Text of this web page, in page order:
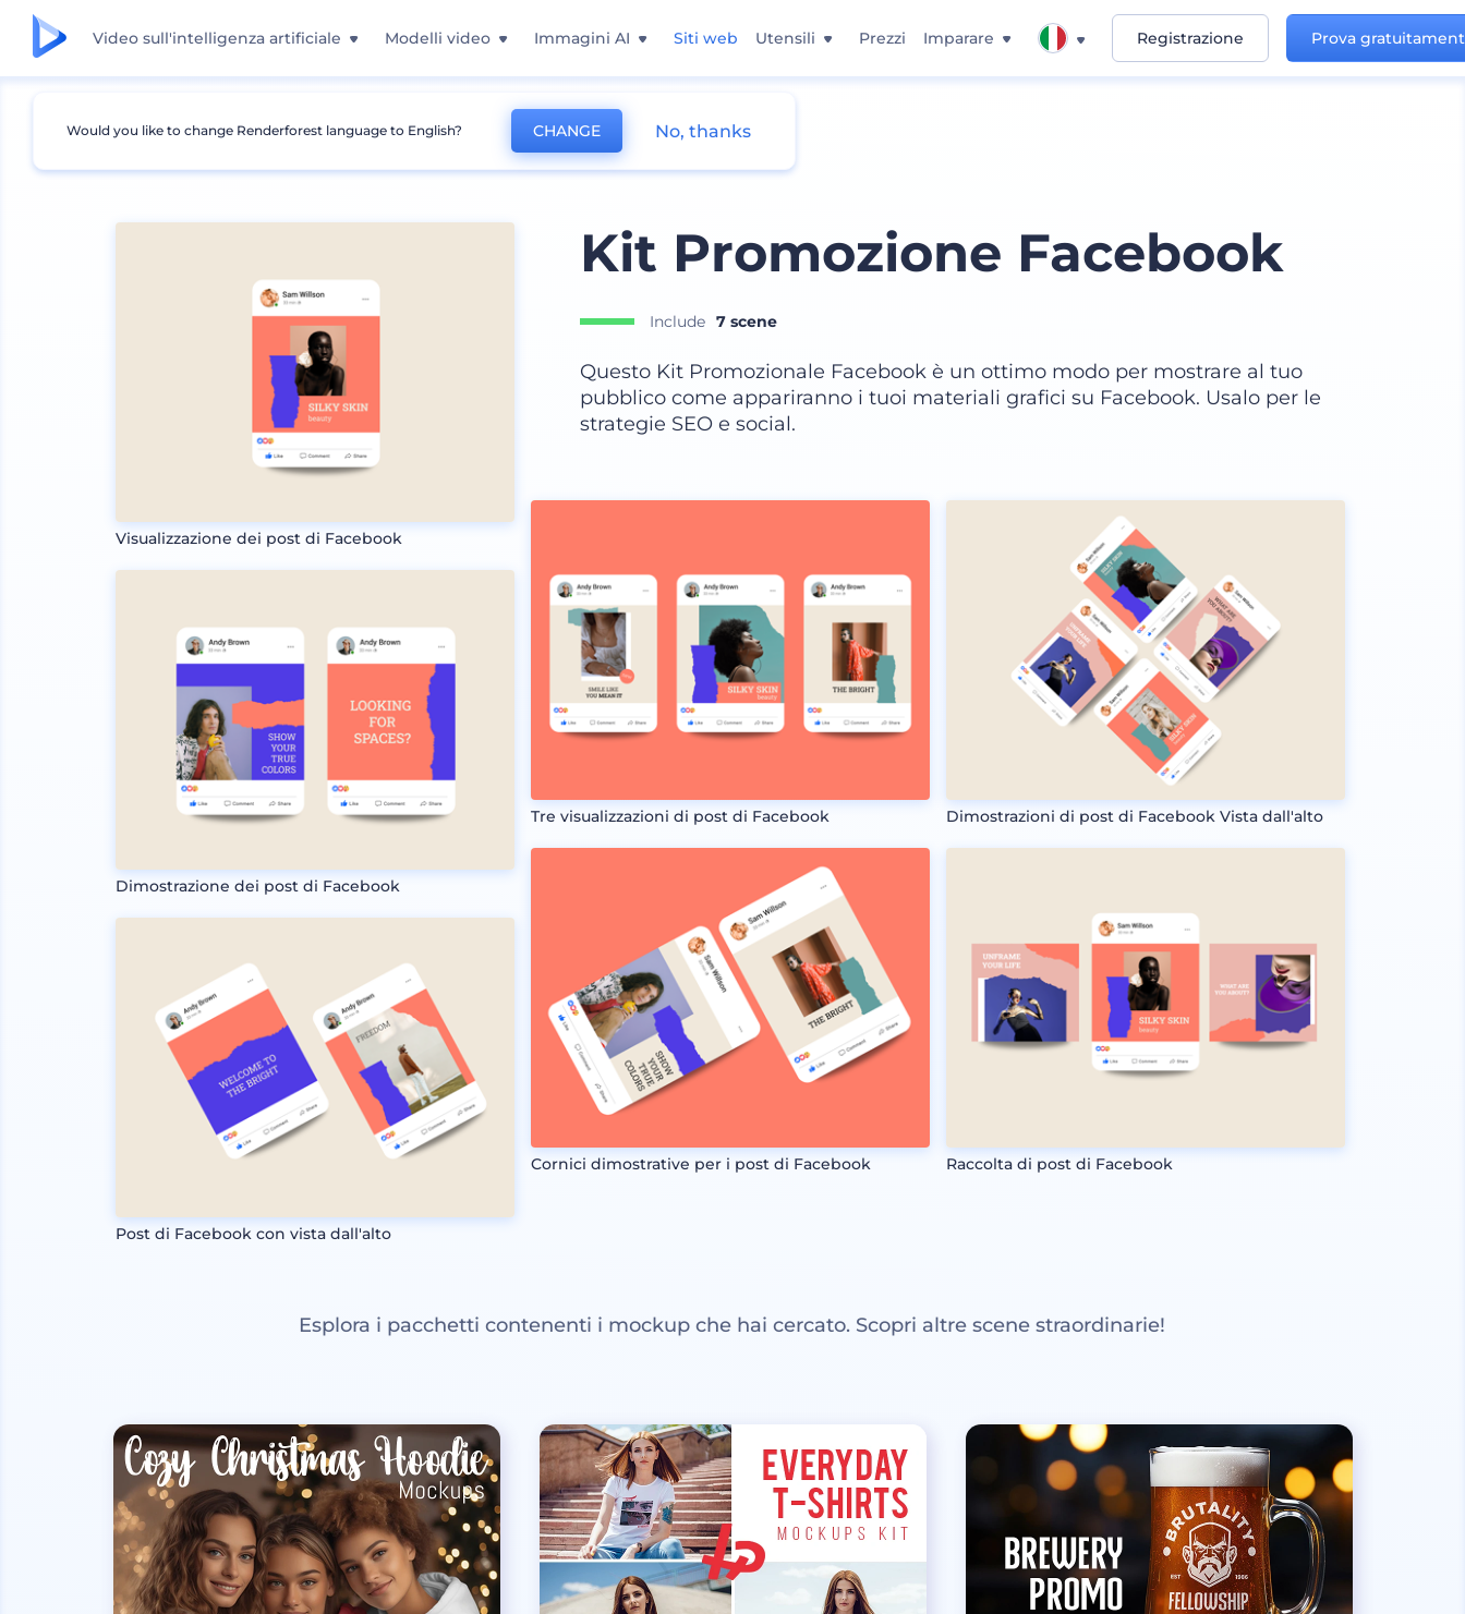
Video sull'intelligenza artificiale Modelli video Immagini AI Siti web Utensili Prezzi Imparare Registrazione Prova
Mockup Brand identity Mockup Social Media
Visualizzazione dei post di Facebook
Dimostrazione dei post di Facebook
Post di Facebook con vista dall'alto
Kit Promozione Facebook
Include 7 scene
Questo Kit Promozionale Facebook è un ottimo modo per mostrare al tuo
pubblico come appariranno i tuoi materiali grafici su Facebook. Usalo per le
strategie SEO e social.
Tre visualizzazioni di post di Facebook
Cornici dimostrative per i post di Facebook
Dimostrazioni di post di Facebook Vista dall'alto
Raccolta di post di Facebook
Esplora i pacchetti contenenti i mockup che hai cercato. Scopri altre scene straordinarie!
Would you like to change Renderforest language to English? CHANGE No, thanks